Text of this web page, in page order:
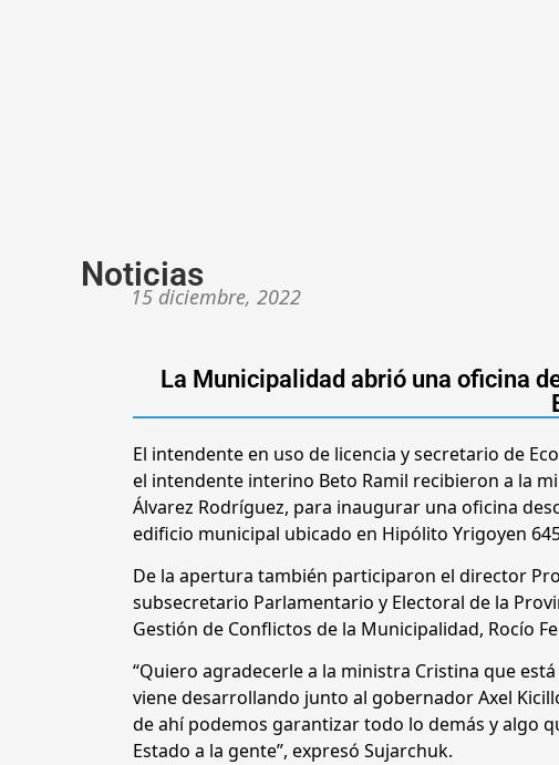
Noticias
15 diciembre, 2022
La Municipalidad abrió una oficina
El intendente en uso de licencia y secretario de
el intendente interino Beto Ramil recibieron a la
Álvarez Rodríguez, para inaugurar una oficina
edificio municipal ubicado en Hipólito Yrigoyen
De la apertura también participaron el director
subsecretario Parlamentario y Electoral de la
Gestión de Conflictos de la Municipalidad, Rocío
“Quiero agradecerle a la ministra Cristina que
viene desarrollando junto al gobernador Axel
de ahí podemos garantizar todo lo demás y algo
Estado a la gente”, expresó Sujarchuk.